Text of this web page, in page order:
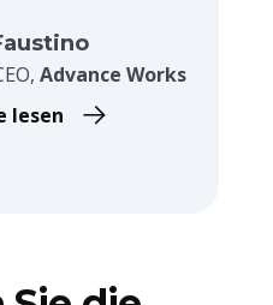
Advance Works
lesen